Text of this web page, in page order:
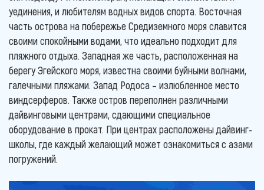
уединения, и любителям водных видов спорта. Восточная
часть острова на побережье Средиземного моря славится
своими спокойными водами, что идеально подходит для
пляжного отдыха. Западная же часть, расположенная на
берегу Эгейского моря, известна своими буйными волнами,
галечными пляжами. Запад Родоса – излюбленное место
виндсерферов. Также остров переполнен различными
дайвинговыми центрами, сдающими специальное
оборудование в прокат. При центрах расположены дайвинг-
школы, где каждый желающий может ознакомиться с азами
погружений.